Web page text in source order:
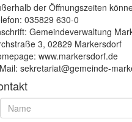
der Öffnungszeiten
035829 630-0
Gemeindeverwaltung
3, 02829 Markersdorf
www.markersdorf.de
sekretariat@gemeinde-